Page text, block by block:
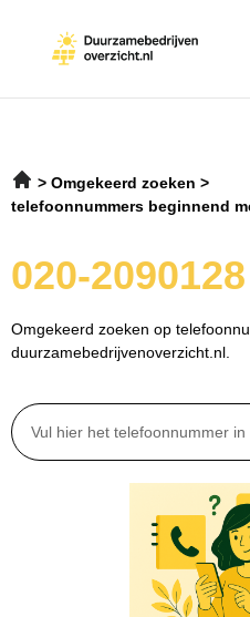
Omgekeerd zoeken
telefoonnummers beginnend
020-2090128
Omgekeerd zoeken op
duurzamebedrijvenoverzicht.nl.